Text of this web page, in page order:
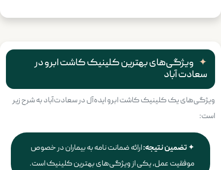
ویژگی‌های بهترین کلینیک کاشت ابرو در
سعادت آباد
ویژگی‌های یک کلینیک کاشت ابرو ایده‌آل در سعادت‌آباد به شرح زیر
است:
تضمین نتیجه:ارائه ضمانت نامه به بیماران در خصوص
موفقیت عمل، یکی از ویژگی‌های بهترین کلینیک است.